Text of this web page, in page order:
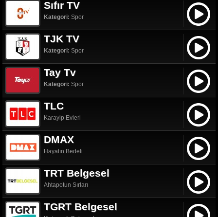
Sıfır TV
Kategori: Spor
TJK TV
Kategori: Spor
Tay Tv
Kategori: Spor
TLC
Karayip Evleri
DMAX
Hayatın Bedeli
TRT Belgesel
Ahtapotun Sırları
TGRT Belgesel